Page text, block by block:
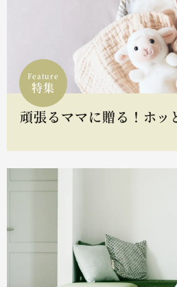
Feature
特集
頑張るママに贈る！ホッ